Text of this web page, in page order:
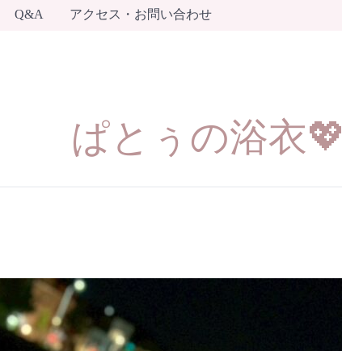
Q&A アクセス・お問い合わせ
ぱとぅの浴衣💖